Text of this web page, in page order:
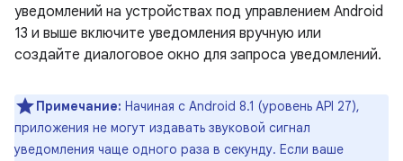
уведомлений на устройствах под управлением Android
13 и выше включите уведомления вручную или
создайте диалоговое окно для запроса уведомлений.
Примечание: Начиная с Android 8.1 (уровень API 27),
приложения не могут издавать звуковой сигнал
уведомления чаще одного раза в секунду. Если ваше